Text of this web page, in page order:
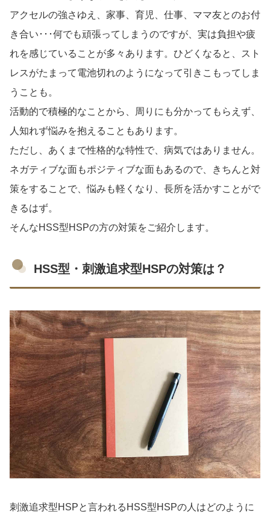
アクセルの強さゆえ、家事、育児、仕事、ママ友とのお付
き合い･･･何でも頑張ってしまうのですが、実は負担や疲
れを感じていることが多々あります。ひどくなると、スト
レスがたまって電池切れのようになって引きこもってしま
うことも。
活動的で積極的なことから、周りにも分かってもらえず、
人知れず悩みを抱えることもあります。
ただし、あくまで性格的な特性で、病気ではありません。
ネガティブな面もポジティブな面もあるので、きちんと対
策をすることで、悩みも軽くなり、長所を活かすことがで
きるはず。
そんなHSS型HSPの方の対策をご紹介します。
HSS型・刺激追求型HSPの対策は？
刺激追求型HSPと言われるHSS型HSPの人はどのように